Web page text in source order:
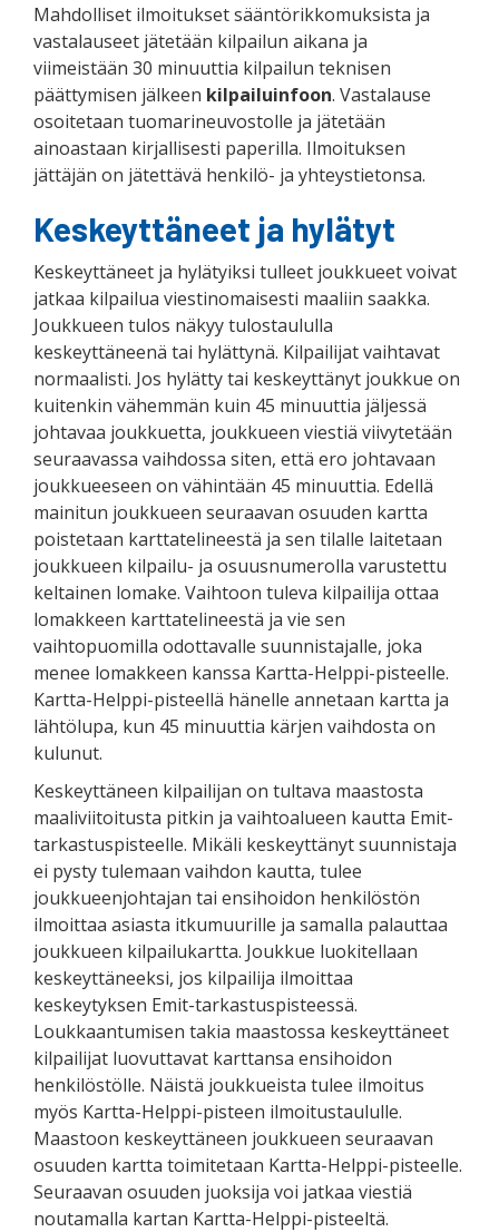
Mahdolliset ilmoitukset sääntörikkomuksista ja
vastalauseet jätetään kilpailun aikana ja
viimeistään 30 minuuttia kilpailun teknisen
päättymisen jälkeen kilpailuinfoon. Vastalause
osoitetaan tuomarineuvostolle ja jätetään
ainoastaan kirjallisesti paperilla. Ilmoituksen
jättäjän on jätettävä henkilö- ja yhteystietonsa.
Keskeyttäneet ja hylätyt
Keskeyttäneet ja hylätyiksi tulleet joukkueet voivat
jatkaa kilpailua viestinomaisesti maaliin saakka.
Joukkueen tulos näkyy tulostaululla
keskeyttäneenä tai hylättynä. Kilpailijat vaihtavat
normaalisti. Jos hylätty tai keskeyttänyt joukkue on
kuitenkin vähemmän kuin 45 minuuttia jäljessä
johtavaa joukkuetta, joukkueen viestiä viivytetään
seuraavassa vaihdossa siten, että ero johtavaan
joukkueeseen on vähintään 45 minuuttia. Edellä
mainitun joukkueen seuraavan osuuden kartta
poistetaan karttatelineestä ja sen tilalle laitetaan
joukkueen kilpailu- ja osuusnumerolla varustettu
keltainen lomake. Vaihtoon tuleva kilpailija ottaa
lomakkeen karttatelineestä ja vie sen
vaihtopuomilla odottavalle suunnistajalle, joka
menee lomakkeen kanssa Kartta-Helppi-pisteelle.
Kartta-Helppi-pisteellä hänelle annetaan kartta ja
lähtölupa, kun 45 minuuttia kärjen vaihdosta on
kulunut.
Keskeyttäneen kilpailijan on tultava maastosta
maaliviitoitusta pitkin ja vaihtoalueen kautta Emit-
tarkastuspisteelle. Mikäli keskeyttänyt suunnistaja
ei pysty tulemaan vaihdon kautta, tulee
joukkueenjohtajan tai ensihoidon henkilöstön
ilmoittaa asiasta itkumuurille ja samalla palauttaa
joukkueen kilpailukartta. Joukkue luokitellaan
keskeyttäneeksi, jos kilpailija ilmoittaa
keskeytyksen Emit-tarkastuspisteessä.
Loukkaantumisen takia maastossa keskeyttäneet
kilpailijat luovuttavat karttansa ensihoidon
henkilöstölle. Näistä joukkueista tulee ilmoitus
myös Kartta-Helppi-pisteen ilmoitustaululle.
Maastoon keskeyttäneen joukkueen seuraavan
osuuden kartta toimitetaan Kartta-Helppi-pisteelle.
Seuraavan osuuden juoksija voi jatkaa viestiä
noutamalla kartan Kartta-Helppi-pisteeltä.